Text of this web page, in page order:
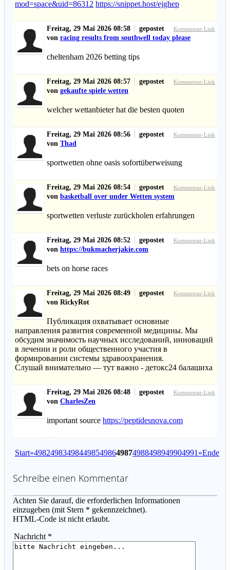
mod=space&uid=86312 https://snippet.host/ejghep
Kommentar-Link
Freitag, 29 Mai 2026 08:58
gepostet
von racing results from southwell today please​
cheltenham 2026 betting tips​
Kommentar-Link
Freitag, 29 Mai 2026 08:57
gepostet
von gekaufte spiele wetten
welcher wettanbieter hat die besten quoten
Kommentar-Link
Freitag, 29 Mai 2026 08:56
gepostet
von Thad
sportwetten ohne oasis sofortüberweisung
Kommentar-Link
Freitag, 29 Mai 2026 08:54
gepostet
von basketball over under Wetten system
sportwetten verluste zurückholen erfahrungen
Kommentar-Link
Freitag, 29 Mai 2026 08:52
gepostet
von https://bukmacherjakie.com
bets on horse races​
Kommentar-Link
Freitag, 29 Mai 2026 08:49
gepostet
von RickyRot
Публикация охватывает основные
направления развития современной медицины. Мы
обсудим значимость научных исследований, инноваций
в лечении и роли общественного участия в
формировании системы здравоохранения.
Слушай внимательно — тут важно - детокс24 балашиха
Kommentar-Link
Freitag, 29 Mai 2026 08:48
gepostet
von CharlesZen
important source https://peptidesnova.com
Start«4982498349844985498649874988498949904991 »Ende
Schreibe einen Kommentar
Achten Sie darauf, die erforderlichen Informationen
einzugeben (mit Stern * gekennzeichnet).
HTML-Code ist nicht erlaubt.
Nachricht *